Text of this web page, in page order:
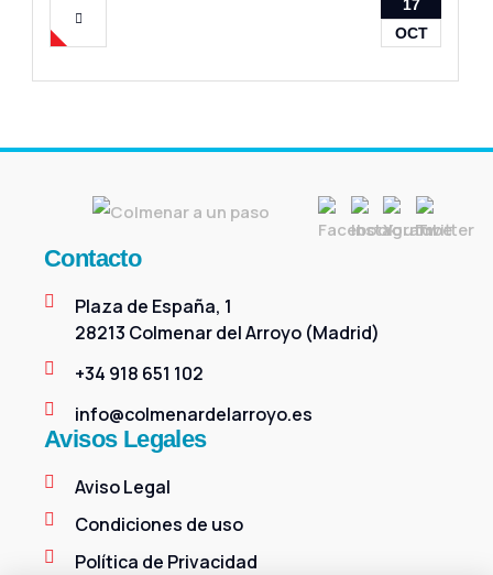
17
OCT
Contacto
Plaza de España, 1
28213 Colmenar del Arroyo (Madrid)
+34 918 651 102
info@colmenardelarroyo.es
Avisos Legales
Aviso Legal
Condiciones de uso
Política de Privacidad